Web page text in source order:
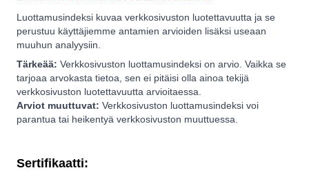
Luottamusindeksi kuvaa verkkosivuston luotettavuutta ja se
perustuu käyttäjiemme antamien arvioiden lisäksi useaan
muuhun analyysiin.
Tärkeää: Verkkosivuston luottamusindeksi on arvio. Vaikka se
tarjoaa arvokasta tietoa, sen ei pitäisi olla ainoa tekijä
verkkosivuston luotettavuutta arvioitaessa.
Arviot muuttuvat: Verkkosivuston luottamusindeksi voi
parantua tai heikentyä verkkosivuston muuttuessa.
Sertifikaatti: